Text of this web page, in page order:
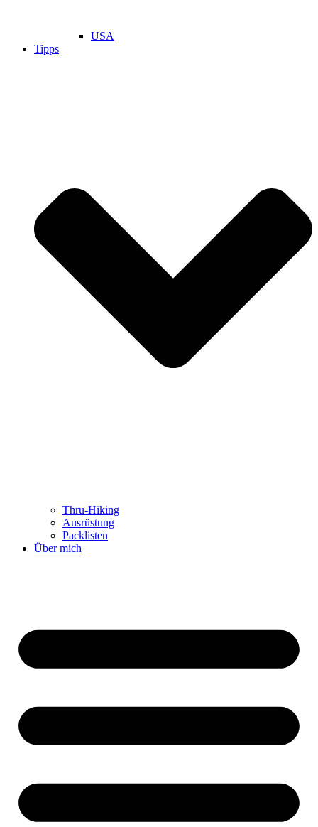
USA
Tipps
Thru-Hiking
Ausrüstung
Packlisten
Über mich